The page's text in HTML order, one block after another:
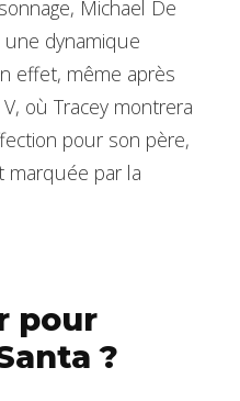
Michael De
dynamique
effet, même après
où Tracey montrera
pour son père,
marquée par la
pour
?